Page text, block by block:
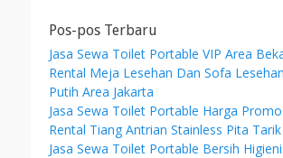
o
r
:
Pos-pos Terbaru
Jasa Sewa Toilet Portable VIP Area
Rental Meja Lesehan Dan Sofa
Putih Area Jakarta
Jasa Sewa Toilet Portable Harga
Rental Tiang Antrian Stainless Pita Tarik
Jasa Sewa Toilet Portable Bersih